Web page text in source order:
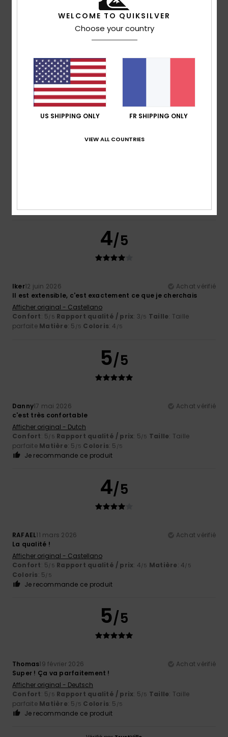
4.5
75% de nos clients recommandent ce produit
Confort
5.0
4/5
Iker12 juin 2026
Achat vérifié
Il est extensible, c'est exactement ce que je cherchais
Afficher original - Castellano
Confort: 5/5 Rapport qualité / prix: 3/5 Taille: Taille
parfaite Matière: 5 /5 Coloris: 4 /5
5/5
Danny17 mai 2026
Achat vérifié
c'est très confortable
Afficher original - Dutch
Confort: 5/5 Rapport qualité / prix: 5/5 Taille: Taille
parfaite Matière: 5 /5 Coloris: 5 /5
Je recommande ce produit
4/5
RAFAEL11 mars 2026
Achat vérifié
La qualité !
Afficher original - Castellano
Confort: 5/5 Rapport qualité / prix: 4/5 Matière: 4/5
Coloris: 5/5
Je recommande ce produit
5/5
Thomas19 février 2026
Achat vérifié
Super ! Ça va parfaitement !
Afficher original - Deutsch
Confort: 5/5 Rapport qualité / prix: 5/5 Taille: Taille
parfaite Matière: 5 /5 Coloris: 5 /5
Je recommande ce produit
WELCOME TO QUIKSILVER
Choose your country
US SHIPPING ONLY FR SHIPPING ONLY
VIEW ALL COUNTRIES